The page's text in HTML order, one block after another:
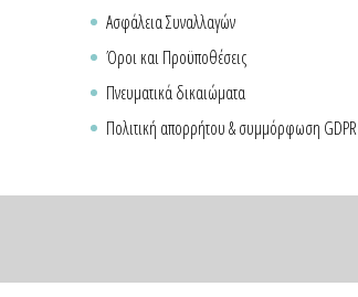
Ασφάλεια Συναλλαγών
Όροι και Προϋποθέσεις
Πνευματικά δικαιώματα
Πολιτική απορρήτου & συμμόρφωση GDPR